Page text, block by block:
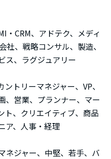
・CRM、アドテク、メディ
社、戦略コンサル、製造、
ス、ラグジュアリー
トリーマネジャー、VP、
、営業、プランナー、マー
ト、クリエイティブ、商品
ア、人事・経理
ネジャー、中堅、若手、バ